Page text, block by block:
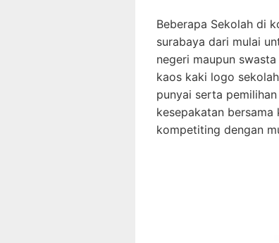
Beberapa Sekolah di
surabaya dari mulai
negeri maupun
kaos kaki logo
punyai serta
kesepakatan
kompetiting dengan